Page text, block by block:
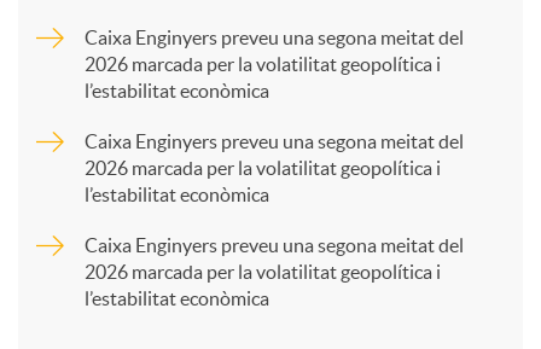
a
Caixa Enginyers preveu una segona meitat del
2026 marcada per la volatilitat geopolítica i
l’estabilitat econòmica
Caixa Enginyers preveu una segona meitat del
2026 marcada per la volatilitat geopolítica i
l’estabilitat econòmica
Caixa Enginyers preveu una segona meitat del
2026 marcada per la volatilitat geopolítica i
l’estabilitat econòmica